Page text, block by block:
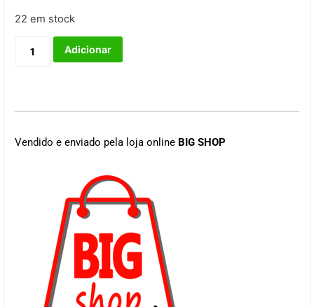
22 em stock
Adicionar
Vendido e enviado pela loja online BIG SHOP